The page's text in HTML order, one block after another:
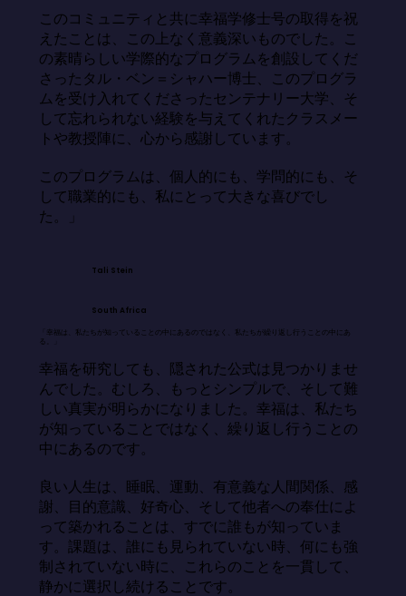
このコミュニティと共に幸福学修士号の取得を祝
えたことは、この上なく意義深いものでした。こ
の素晴らしい学際的なプログラムを創設してくだ
さったタル・ベン＝シャハー博士、このプログラ
ムを受け入れてくださったセンテナリー大学、そ
して忘れられない経験を与えてくれたクラスメー
トや教授陣に、心から感謝しています。
このプログラムは、個人的にも、学問的にも、そ
して職業的にも、私にとって大きな喜びでし
た。」
Tali Stein
South Africa
「幸福は、私たちが知っていることの中にあるのではなく、私たちが繰り返し行うことの中にあ
る。」
幸福を研究しても、隠された公式は見つかりませ
んでした。むしろ、もっとシンプルで、そして難
しい真実が明らかになりました。幸福は、私たち
が知っていることではなく、繰り返し行うことの
中にあるのです。
良い人生は、睡眠、運動、有意義な人間関係、感
謝、目的意識、好奇心、そして他者への奉仕によ
って築かれることは、すでに誰もが知っていま
す。課題は、誰にも見られていない時、何にも強
制されていない時に、これらのことを一貫して、
静かに選択し続けることです。